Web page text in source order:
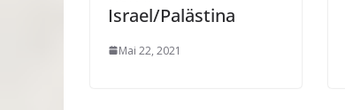
Israel/Palästina
Mai 22, 2021